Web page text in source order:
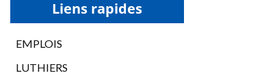
Liens rapides
EMPLOIS
LUTHIERS